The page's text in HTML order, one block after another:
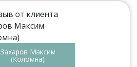
Захаров Максим
(Коломна)